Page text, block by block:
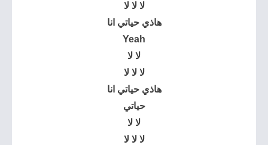
لا لا لا
هاذي حياتي انا
Yeah
لا لا
لا لا لا
هاذي حياتي انا
حياتي
لا لا
لا لا لا